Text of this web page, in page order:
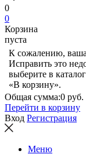
0
0
Корзина
пуста
К сожалению, ваша
Исправить это
выберите в
«В корзину».
Общая сумма:0 руб.
Перейти в корзину
Вход Регистрация
Меню